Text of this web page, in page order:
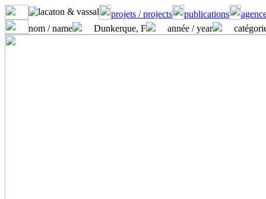
projets / projects publications
nom / name
Dunkerque, F année / year